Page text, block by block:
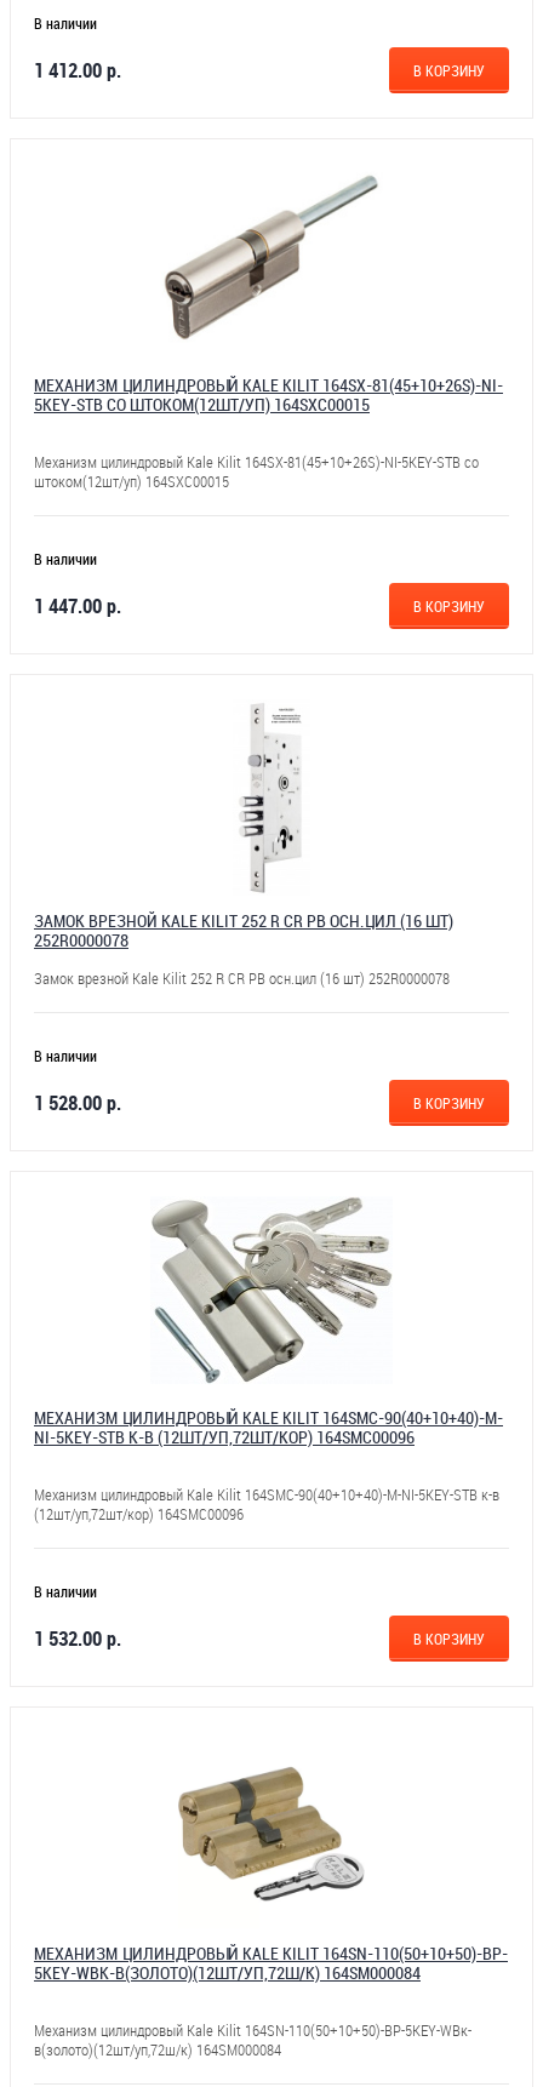
В наличии
1 412.00 р. В КОРЗИНУ
МЕХАНИЗМ ЦИЛИНДРОВЫЙ KALE KILIT 164SX-81(45+10+26S)-NI-
5KEY-STB СО ШТОКОМ(12ШТ/УП) 164SXC00015
Механизм цилиндровый Kale Kilit 164SX-81(45+10+26S)-NI-5KEY-STB со
штоком(12шт/уп) 164SXC00015
В наличии
1 447.00 р. В КОРЗИНУ
ЗАМОК ВРЕЗНОЙ KALE KILIT 252 R CR PB ОСН.ЦИЛ (16 ШТ)
252R0000078
Замок врезной Kale Kilit 252 R CR PB осн.цил (16 шт) 252R0000078
В наличии
1 528.00 р. В КОРЗИНУ
МЕХАНИЗМ ЦИЛИНДРОВЫЙ KALE KILIT 164SMC-90(40+10+40)-M-
NI-5KEY-STB К-В (12ШТ/УП,72ШТ/КОР) 164SMC00096
Механизм цилиндровый Kale Kilit 164SMC-90(40+10+40)-M-NI-5KEY-STB к-в
(12шт/уп,72шт/кор) 164SMC00096
В наличии
1 532.00 р. В КОРЗИНУ
МЕХАНИЗМ ЦИЛИНДРОВЫЙ KALE KILIT 164SN-110(50+10+50)-BP-
5KEY-WBК-В(ЗОЛОТО)(12ШТ/УП,72Ш/К) 164SM000084
Механизм цилиндровый Kale Kilit 164SN-110(50+10+50)-BP-5KEY-WBк-
в(золото)(12шт/уп,72ш/к) 164SM000084